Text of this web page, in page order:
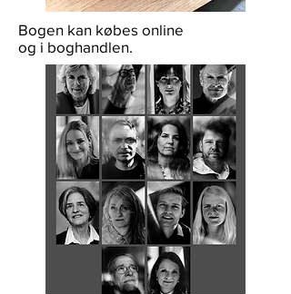
Bogen kan købes online
og i boghandlen.